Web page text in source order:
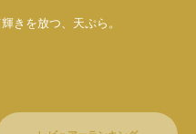
きを放つ、天ぷら。